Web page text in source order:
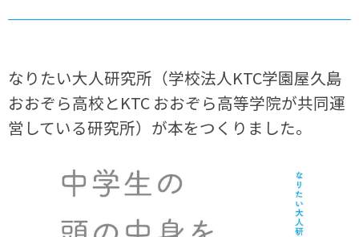
なりたい大人研究所（学校法人KTC学園屋久島
おおぞら高校とKTC おおぞら高等学院が共同運
営している研究所）が本をつくりました。